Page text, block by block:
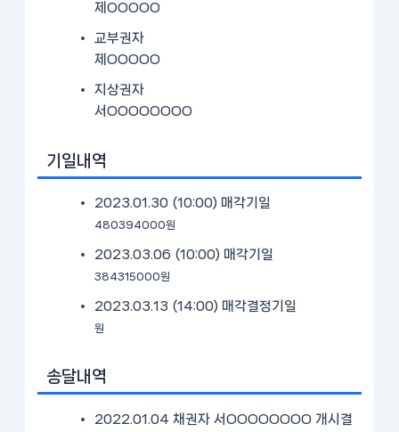
제OOOOO
교부권자
제OOOOO
지상권자
서OOOOOOOO
기일내역
2023.01.30 (10:00) 매각기일
480394000원
2023.03.06 (10:00) 매각기일
384315000원
2023.03.13 (14:00) 매각결정기일
원
송달내역
2022.01.04 채권자 서OOOOOOOO 개시결